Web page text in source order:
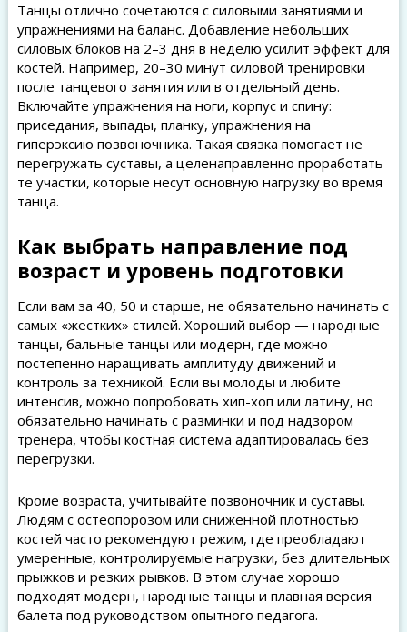
Танцы отлично сочетаются с силовыми занятиями и
упражнениями на баланс. Добавление небольших
силовых блоков на 2–3 дня в неделю усилит эффект для
костей. Например, 20–30 минут силовой тренировки
после танцевого занятия или в отдельный день.
Включайте упражнения на ноги, корпус и спину:
приседания, выпады, планку, упражнения на
гиперэксию позвоночника. Такая связка помогает не
перегружать суставы, а целенаправленно проработать
те участки, которые несут основную нагрузку во время
танца.
Как выбрать направление под
возраст и уровень подготовки
Если вам за 40, 50 и старше, не обязательно начинать с
самых «жестких» стилей. Хороший выбор — народные
танцы, бальные танцы или модерн, где можно
постепенно наращивать амплитуду движений и
контроль за техникой. Если вы молоды и любите
интенсив, можно попробовать хип-хоп или латину, но
обязательно начинать с разминки и под надзором
тренера, чтобы костная система адаптировалась без
перегрузки.
Кроме возраста, учитывайте позвоночник и суставы.
Людям с остеопорозом или сниженной плотностью
костей часто рекомендуют режим, где преобладают
умеренные, контролируемые нагрузки, без длительных
прыжков и резких рывков. В этом случае хорошо
подходят модерн, народные танцы и плавная версия
балета под руководством опытного педагога.